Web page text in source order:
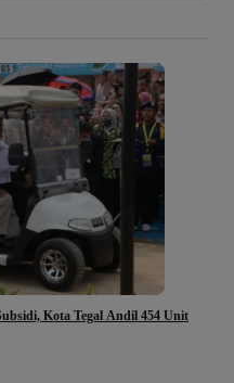
Kota Tegal Andil 454 Unit